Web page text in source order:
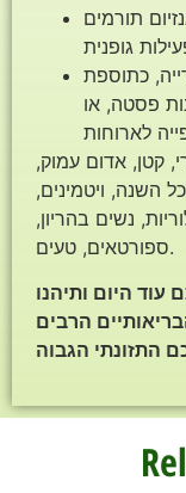
תורמים
כתוספת
פסטה, או
קטן, אדום עמוק,
השנה, ויטמינים,
נשים בהריון,
ספורטאים, טעים.
עוד היום ותיהנו
הרבים